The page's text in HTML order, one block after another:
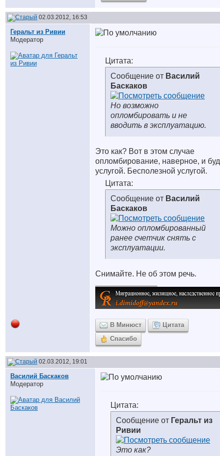
02.03.2012, 16:53
Геральт из Ривии
Модератор
Цитата:
Сообщение от Василий
Баскаков
Но возможно
опломбировать и не
вводить в эксплуатацию.
Это как? Вот в этом случае
опломбирование, наверное, и
услугой. Бесполезной услугой.
Цитата:
Сообщение от Василий
Баскаков
Можно опломбированный
ранее счетчик снять с
эксплуатации.
Снимайте. Не об этом речь.
В Минюст
Цитата
Спасибо
02.03.2012, 19:01
Василий Баскаков
Модератор
Цитата:
Сообщение от Геральт из
Ривии
Это как?